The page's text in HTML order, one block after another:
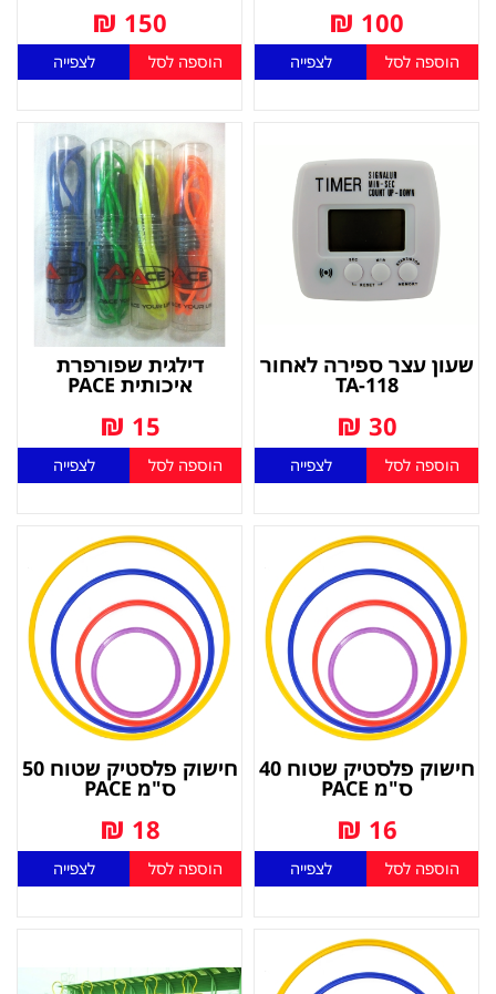
100
₪
הוספה לסל לצפייה
150
₪
הוספה לסל לצפייה
שעון עצר ספירה לאחור
TA-118
30
₪
הוספה לסל לצפייה
דילגית שפורפרת
איכותית PACE
15
₪
הוספה לסל לצפייה
חישוק פלסטיק שטוח 40
ס"מ PACE
16
₪
הוספה לסל לצפייה
חישוק פלסטיק שטוח 50
ס"מ PACE
18
₪
הוספה לסל לצפייה